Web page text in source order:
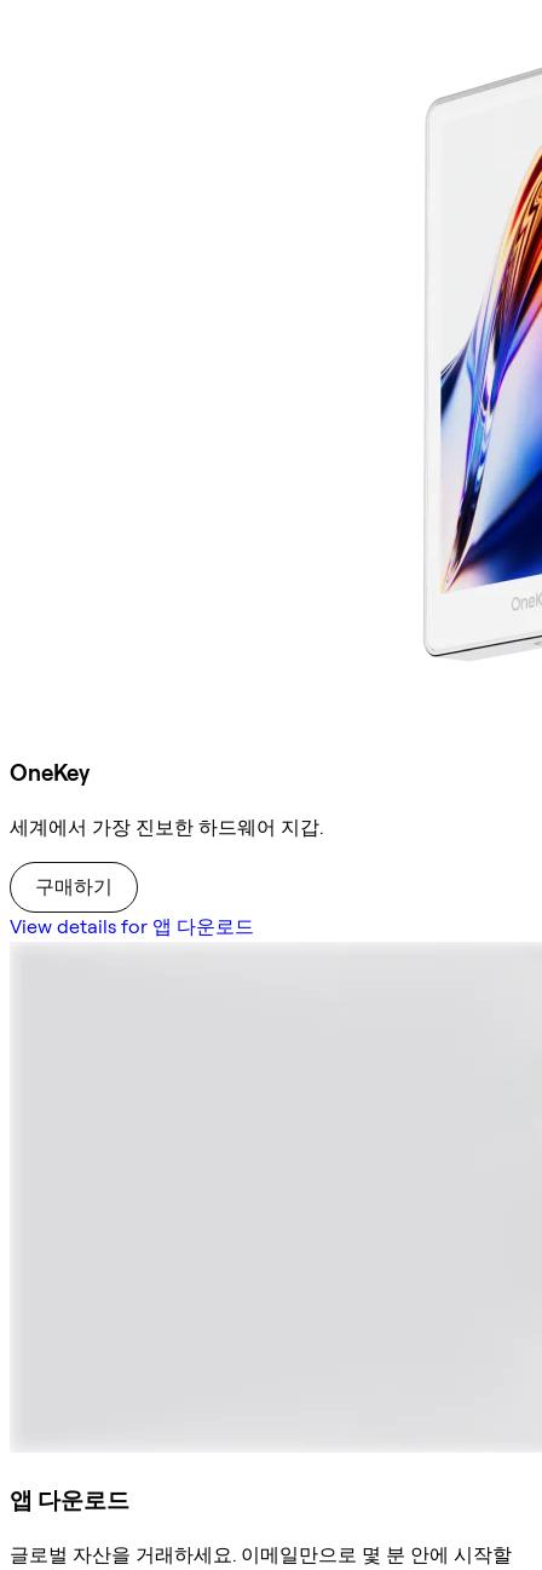
OneKey
세계에서 가장 진보한 하드웨어 지갑.
구매하기
View details for 앱 다운로드
앱 다운로드
글로벌 자산을 거래하세요. 이메일만으로 몇 분 안에 시작할